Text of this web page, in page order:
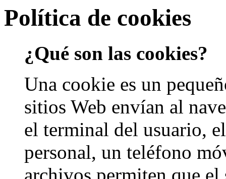
Política de cookies
¿Qué son las cookies?
Una cookie es un
sitios Web envían al
el terminal del usuario,
personal, un teléfono